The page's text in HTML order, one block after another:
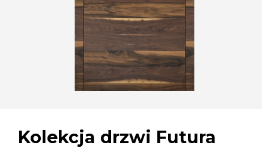
Kolekcja drzwi Futura